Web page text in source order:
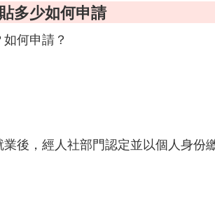
多少如何申請
何申請？
後，經人社部門認定並以個人身份